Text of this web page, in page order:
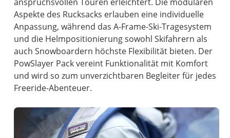
Aspekte des Rucksacks erlauben eine individuelle
Anpassung, während das A-Frame-Ski-Tragesystem
und die Helmpositionierung sowohl Skifahrern als
auch Snowboardern höchste Flexibilität bieten. Der
PowSlayer Pack vereint Funktionalität mit Komfort
und wird so zum unverzichtbaren Begleiter für jedes
Freeride-Abenteuer.